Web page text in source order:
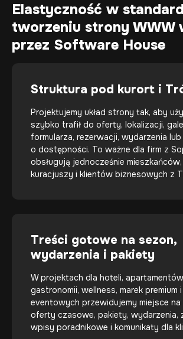
Elastyczność w
tworzeniu strony WWW
przez Software House
Struktura pod kurort i
Projektujemy układ strony tak, aby
szybko trafił do oferty, lokalizacji,
formularza, rezerwacji, wydarzenia
o dostępności. To ważne dla firm z
obsługują jednocześnie
kuracjuszy i klientów biznesowych z
Treści gotowe na sezon,
wydarzenia i pakiety
W projektach dla hoteli,
gastronomii, wellness, marek premium
eventowych przewidujemy miejsce na
oferty czasowe, pakiety, wydarzenia,
wpisy poradnikowe i komunikaty dla